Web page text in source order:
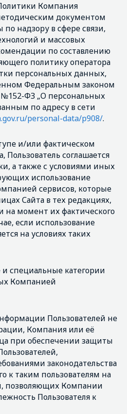
Компания
документом
надзору в сфере связи,
и массовых
по составлению
политику оператора
персональных данных,
Федеральным законом
№152-ФЗ „О персональных
по адресу в сети
personal-data/p908/.
и/или фактическом
Пользователь соглашается
а также с условиями иных
использование
сервисов, которые
Сайта в тех редакциях,
на момент их фактического
если использование
на условиях таких
специальные категории
Компанией
Пользователей не
Компания или её
при обеспечении защиты
законодательства
к таким пользователям на
позволяющих Компании
Пользователя к